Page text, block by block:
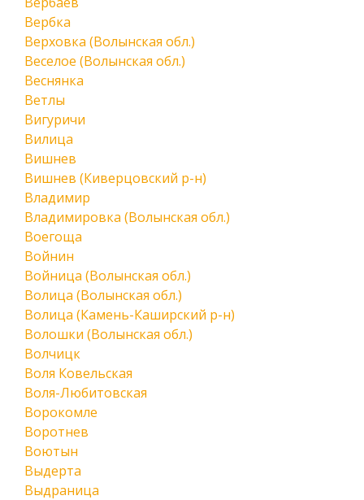
Вербка
Верховка (Волынская обл.)
Веселое (Волынская обл.)
Веснянка
Ветлы
Вигуричи
Вилица
Вишнев
Вишнев (Киверцовский р-н)
Владимир
Владимировка (Волынская обл.)
Воегоща
Войнин
Войница (Волынская обл.)
Волица (Волынская обл.)
Волица (Камень-Каширский р-н)
Волошки (Волынская обл.)
Волчицк
Воля Ковельская
Воля-Любитовская
Ворокомле
Воротнев
Воютын
Выдерта
Выдраница